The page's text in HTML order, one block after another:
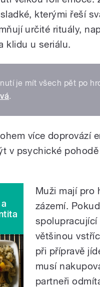
kterými řeší
určité rituály,
klidu u seriálu.
je mít všech pět po
.
více doprovází
v psychické
Muži mají pro
zázemí.
spolupracující
většinou
při přípravě
musí
partneři